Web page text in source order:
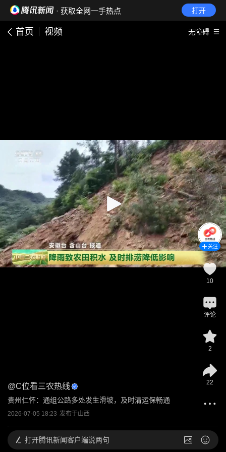
· 获取全网一手热点 打开
首页 视频 无障碍
@C位看三农热线
贵州仁怀：通组公路多处发生滑坡，及时清运保畅通
2026-07-05 18:23 发布于山西
关注
10
评论
2
22
打开腾讯新闻客户端说两句